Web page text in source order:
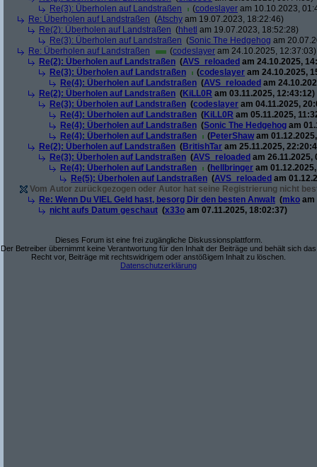
Re(3): Überholen auf Landstraßen
(codeslayer am 10.10.2023,
Re: Überholen auf Landstraßen (Atschy am 19.07.2023, 18:22:46)
Re(2): Überholen auf Landstraßen (hhetl am 19.07.2023, 18:52:28)
Re(3): Überholen auf Landstraßen (Sonic The Hedgehog am
Re: Überholen auf Landstraßen
(codeslayer am 24.10.2025, 12:37:03)
Re(2): Überholen auf Landstraßen (AVS_reloaded am 24.10.2025,
Re(3): Überholen auf Landstraßen
(codeslayer am 24.10.2025,
Re(4): Überholen auf Landstraßen (AVS_reloaded am
Re(2): Überholen auf Landstraßen (KiLL0R am 03.11.2025, 12:43:12)
Re(3): Überholen auf Landstraßen (codeslayer am 04.11.2025,
Re(4): Überholen auf Landstraßen (KiLL0R am 05.11.2025,
Re(4): Überholen auf Landstraßen (Sonic The Hedgehog am
Re(4): Überholen auf Landstraßen
(PeterShaw am
Re(2): Überholen auf Landstraßen (BritishTar am 25.11.2025,
Re(3): Überholen auf Landstraßen (AVS_reloaded am 26.11.2025,
Re(4): Überholen auf Landstraßen
(hellbringer am
Re(5): Überholen auf Landstraßen (AVS_reloaded am
Vom Autor zurückgezogen oder Autor hat seine Registrierung nicht
Re: Wenn Du VIEL Geld hast, besorg Dir den besten Anwalt (mko am
nicht aufs Datum geschaut (x33o am 07.11.2025, 18:02:37)
Dieses Forum ist eine frei zugängliche Diskussionsplattform.
Der Betreiber übernimmt keine Verantwortung für den Inhalt der Beiträge und behält sich das
Recht vor, Beiträge mit rechtswidrigem oder anstößigem Inhalt zu löschen.
Datenschutzerklärung